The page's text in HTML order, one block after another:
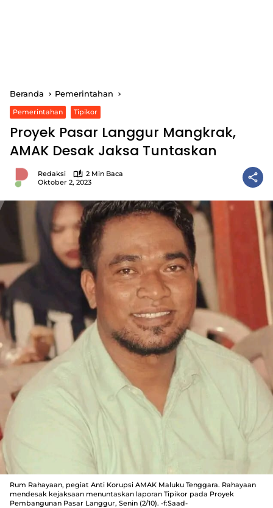
Beranda Pemerintahan
Pemerintahan Tipikor
Proyek Pasar Langgur Mangkrak,
AMAK Desak Jaksa Tuntaskan
Redaksi
2 Min Baca
Oktober 2, 2023
Rum Rahayaan, pegiat Anti Korupsi AMAK Maluku Tenggara. Rahayaan
mendesak kejaksaan menuntaskan laporan Tipikor pada Proyek
Pembangunan Pasar Langgur, Senin (2/10). -f:Saad-